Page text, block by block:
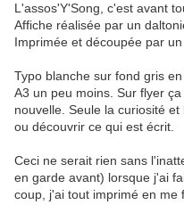
L'assos'Y'Song, c'est avant
Affiche réalisée par un
Imprimée et découpée par
Typo blanche sur fond gris
A3 un peu moins. Sur flyer
nouvelle. Seule la curiosité
ou découvrir ce qui est écrit.
Ceci ne serait rien sans
en garde avant) lorsque j'ai
coup, j'ai tout imprimé en me